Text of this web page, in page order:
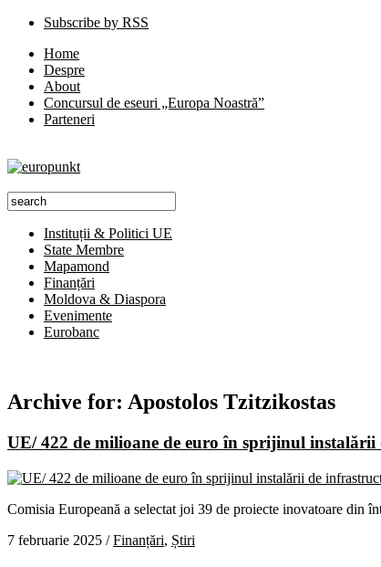
Subscribe by RSS
Home
Despre
About
Concursul de eseuri „Europa Noastră”
Parteneri
Instituții & Politici UE
State Membre
Mapamond
Finanțări
Moldova & Diaspora
Evenimente
Eurobanc
Archive for: Apostolos Tzitzikostas
UE/ 422 de milioane de euro în sprijinul
Comisia Europeană a selectat joi 39 de proiecte inovatoare
7 februarie 2025 /Finanțări, Știri